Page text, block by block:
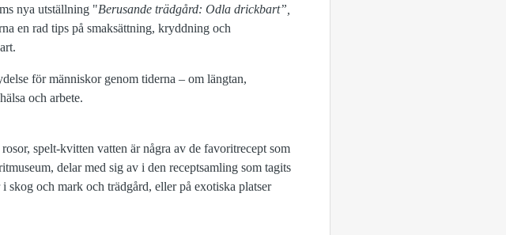
nya utställning "Berusande trädgård: Odla drickbart”,
en rad tips på smaksättning, kryddning och
för människor genom tiderna – om längtan,
och arbete.
spelt-kvitten vatten är några av de favoritrecept som
delar med sig av i den receptsamling som tagits
skog och mark och trädgård, eller på exotiska platser